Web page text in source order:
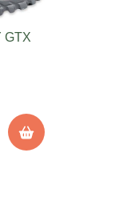
GTX